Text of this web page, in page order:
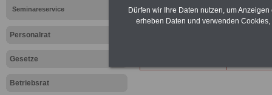
Seminareservice
Personalrat
Gesetze
Betriebsrat
Tabellen und Leitlinien
Tagesmutter
Dürfen wir Ihre Daten nutzen, um
erheben Daten und verwenden